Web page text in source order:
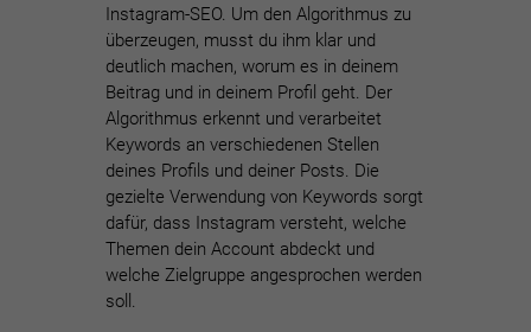
Instagram-SEO. Um den Algorithmus zu
überzeugen, musst du ihm klar und
deutlich machen, worum es in deinem
Beitrag und in deinem Profil geht. Der
Algorithmus erkennt und verarbeitet
Keywords an verschiedenen Stellen
deines Profils und deiner Posts. Die
gezielte Verwendung von Keywords sorgt
dafür, dass Instagram versteht, welche
Themen dein Account abdeckt und
welche Zielgruppe angesprochen werden
soll.